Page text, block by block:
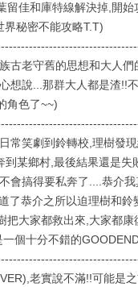
留佳和庫特線解決掉,開
界秘密不能攻略T.T)
古老守舊的思想和大人
想說...那群大人都是渣!!
角色了~~)
常笑劇到鈴轉校,理樹發
到某鄉村,最後結果還是
會搞得要私奔了....恭介
了恭介之所以迫理樹和
把大家都救出來,大家都
個十分不錯的
老實說不滿!!可能是